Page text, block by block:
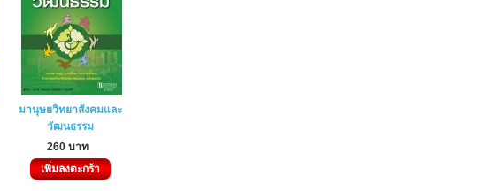
มานุษยวิทยาสังคมและ
วัฒนธรรม
260 บาท
เพิ่มลงตะกร้า